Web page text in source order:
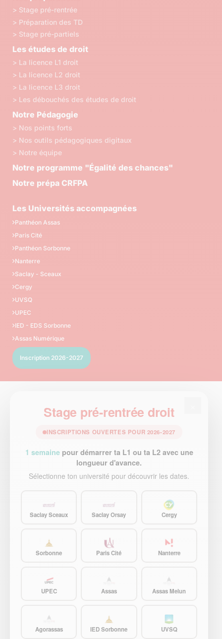
> Stage pré-rentrée
> Préparation des TD
> Stage pré-partiels
Les études de droit
> La licence L1 droit
> La licence L2 droit
> La licence L3 droit
> Les débouchés des études de droit
Notre Pédagogie
> Nos points forts
> Nos outils pédagogiques digitaux
> Notre équipe
Notre programme "Égalité des chances"
Notre prépa CRFPA
Les Universités accompagnées
Panthéon Assas
Paris Cité
Panthéon Sorbonne
Nanterre
Saclay - Sceaux
Cergy
UVSQ
UPEC
IED - EDS Sorbonne
Assas Numérique
Inscription 2026-2027
Stage pré-rentrée droit
INSCRIPTIONS OUVERTES POUR 2026-2027
1 semainepour démarrer ta L1 ou ta L2 avec une
longueur d'avance.
Sélectionne ton université pour découvrir les dates.
Saclay Sceaux Saclay Orsay Cergy
Sorbonne Paris Cité Nanterre
UPEC Assas Assas Melun
Agorassas IED Sorbonne UVSQ